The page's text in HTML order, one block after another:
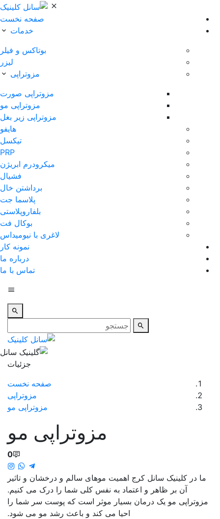
صفحه نخست
خدمات
بوتاکس و فیلر
لیزر
مزوتراپی
مزوتراپی صورت
مزوتراپی مو
مزوتراپی زیر بغل
هایفو
تیکسل
PRP
میکرودرم ابریژن
فشیال
برداشتن خال
پلاسما جت
بلفاروپلاستی
بوکال فت
لاغری با نیومیداس
نمونه کار
درباره ما
تماس با ما
جزئیات
صفحه نخست
مزوتراپی
مزوتراپی مو
مزوتراپی مو
0
ما در کلینیک سانل کرج اهمیت موهای سالم و درخشان و تاثیر
آن بر ظاهر و اعتماد به نفس کلی شما را درک می کنیم.
مزوتراپی مو یک درمان بسیار موثر است که پوست سر شما را
احیا می کند و باعث رشد مو می شود.